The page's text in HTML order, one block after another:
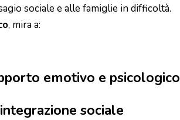
sociale e alle famiglie in difficoltà.
, mira a:
emotivo e psicologico
sociale